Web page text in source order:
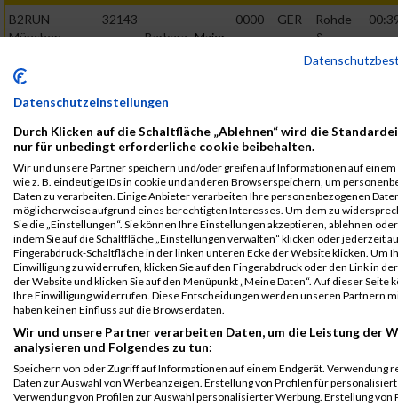
B2RUN
München
32143 -
Barbara
-
Maier
0000 GER
Rohde
&
Schwarz
B2RUN
München
weiblich
Barbara
B2RUN
München
Teamwertung
mixed
32143 -
Barbara
-
Maier
0000 GER
Rohde
&
Schwarz
B2RUN
München
Teamwertung
weiblich
32143 -
Barbara
-
Maier
0000 GER
Rohde
&
Schwarz
Legende:
GPos = Geschlechter Position, KPos = Kategorie Position, TPos =
Team Position, DNS = Did not start, DNF = Did not finish, DQ =
Disqualifiziert
Datenschutzeinstellungen
Durch Klicken auf die Schaltfläche „Ablehnen“ wird die
nur für unbedingt erforderliche cookie beibehalten.
Wir und unsere Partner speichern und/oder greifen auf Informationen auf einem
wie z. B. eindeutige IDs in cookie und anderen Browserspeichern, um
Daten zu verarbeiten. Einige Anbieter verarbeiten Ihre personenbezogenen
möglicherweise aufgrund eines berechtigten Interesses. Um dem zu
Sie die „Einstellungen“. Sie können Ihre Einstellungen akzeptieren, ablehnen
indem Sie auf die Schaltfläche „Einstellungen verwalten“ klicken oder jederzeit
Fingerabdruck-Schaltfläche in der linken unteren Ecke der Website klicken. Um
Einwilligung zu widerrufen, klicken Sie auf den Fingerabdruck oder den Link in
der Website und klicken Sie auf den Menüpunkt „Meine Daten“. Auf dieser Seite
Ihre Einwilligung widerrufen. Diese Entscheidungen werden unseren Partnern
haben keinen Einfluss auf die Browserdaten.
Wir und unsere Partner verarbeiten Daten, um die Leistung der
analysieren und Folgendes zu tun:
Speichern von oder Zugriff auf Informationen auf einem Endgerät. Verwendung
Daten zur Auswahl von Werbeanzeigen. Erstellung von Profilen für
Verwendung von Profilen zur Auswahl personalisierter Werbung. Erstellung von